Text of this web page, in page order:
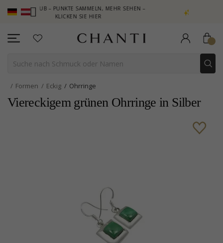
CLUB – PUNKTE SAMMELN, MEHR SEHEN –
KLICKEN SIE HIER
NEW COLLECTION |
Formen Eckig Ohrringe
Viereckigem grünen Ohrringe in Silber